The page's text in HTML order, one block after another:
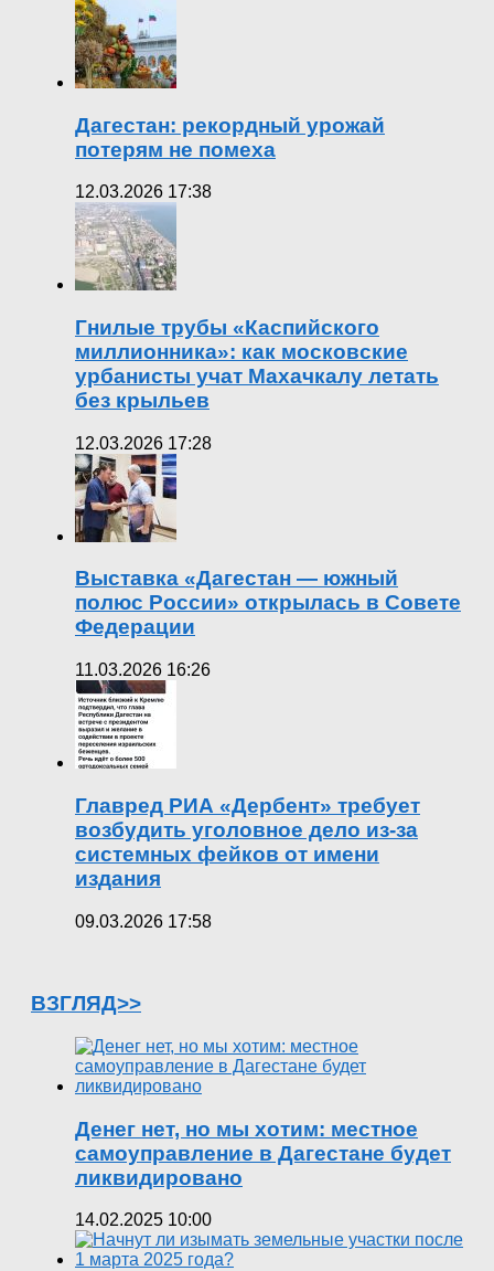
Дагестан: рекордный урожай
потерям не помеха
12.03.2026 17:38
Гнилые трубы «Каспийского
миллионника»: как московские
урбанисты учат Махачкалу летать
без крыльев
12.03.2026 17:28
Выставка «Дагестан — южный
полюс России» открылась в Совете
Федерации
11.03.2026 16:26
Главред РИА «Дербент» требует
возбудить уголовное дело из-за
системных фейков от имени
издания
09.03.2026 17:58
ВЗГЛЯД>>
Денег нет, но мы хотим: местное
самоуправление в Дагестане будет
ликвидировано
14.02.2025 10:00